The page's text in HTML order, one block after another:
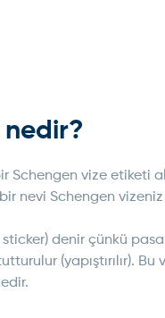
Schengen vize etiketi
nevi Schengen
sticker) denir çünkü
(yapıştırılır).